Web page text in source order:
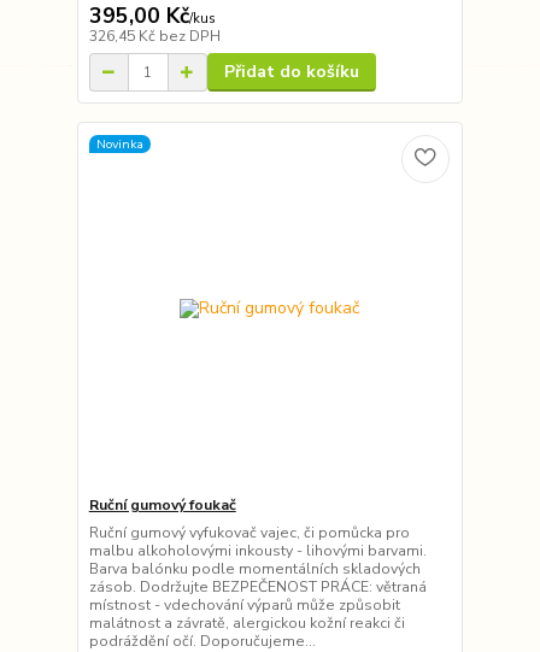
395,00 Kč/kus
326,45 Kč bez DPH
Přidat do košíku
Novinka
Ruční gumový foukač
Ruční gumový vyfukovač vajec, či pomůcka pro
malbu alkoholovými inkousty - lihovými barvami.
Barva balónku podle momentálních skladových
zásob. Dodržujte BEZPEČENOST PRÁCE: větraná
místnost - vdechování výparů může způsobit
malátnost a závratě, alergickou kožní reakci či
podráždění očí. Doporučujeme...